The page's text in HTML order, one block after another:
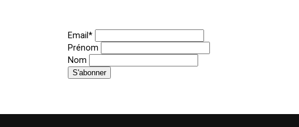
Email*
Prénom
Nom